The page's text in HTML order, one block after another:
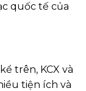
quốc tế của
trên, KCX và
tiện ích và